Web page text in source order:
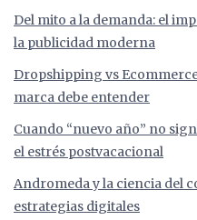
Del mito a la demanda: el
la publicidad moderna
Dropshipping vs
marca debe entender
Cuando “nuevo año” no
el estrés postvacacional
Andromeda y la ciencia del
estrategias digitales